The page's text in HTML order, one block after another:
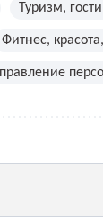
Туризм,
Фитнес,